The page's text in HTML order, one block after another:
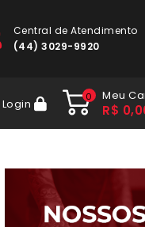
Central de Atendimento
(44) 3029-9920
Login
0 Meu
R$